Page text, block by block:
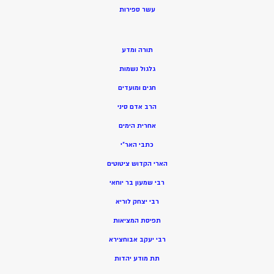
עשר ספירות
תורה ומדע
גלגול נשמות
חגים ומועדים
הרב אדם סיני
אחרית הימים
כתבי האר”י
הארי הקדוש ציטוטים
רבי שמעון בר יוחאי
רבי יצחק לוריא
תפיסת המציאות
רבי יעקב אבוחצירא
תת מודע יהדות